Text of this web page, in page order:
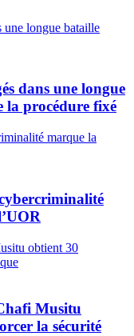
dans une longue
la procédure fixé
Musitu
la sécurité